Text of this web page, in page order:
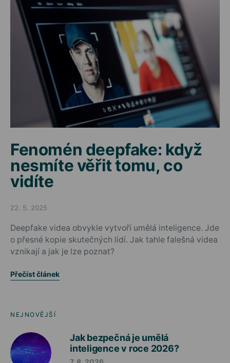
Fenomén deepfake: když
nesmíte věřit tomu, co
vidíte
Posted on
22. 5. 2025
Deepfake videa obvykle vytvoří umělá inteligence. Jde
o přesné kopie skutečných lidí. Jak tahle falešná videa
vznikají a jak je lze poznat?
Přečíst článek
NEJNOVĚJŠÍ
Jak bezpečná je umělá
inteligence v roce 2026?